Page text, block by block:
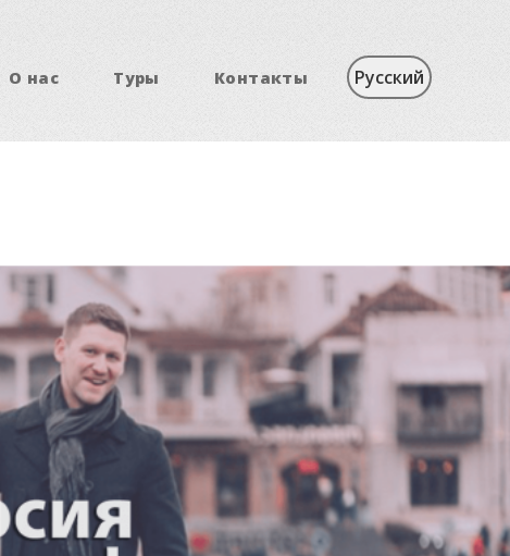
О нас Туры Контакты